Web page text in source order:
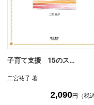
子育て支援 15のス…
二宮祐子 著
2,090円（税込